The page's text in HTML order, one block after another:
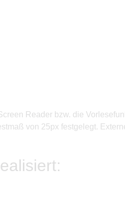
Reader bzw. die
von 25px festgelegt.